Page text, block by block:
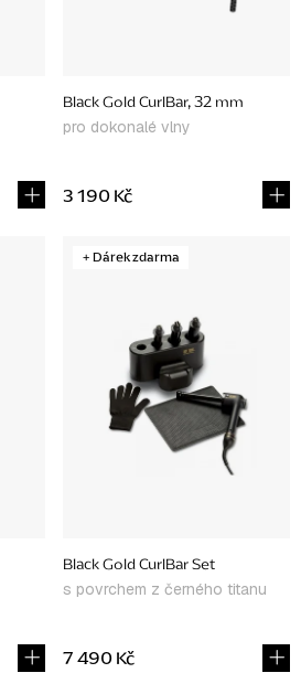
Black Gold CurlBar, 32 mm
pro dokonalé vlny
3 190 Kč
+ Dárek zdarma
Black Gold CurlBar Set
s povrchem z černého titanu
7 490 Kč